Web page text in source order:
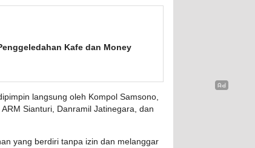
Kafe dan Money
langsung oleh Kompol Samsono,
Sianturi, Danramil Jatinegara, dan
yang berdiri tanpa izin dan melanggar